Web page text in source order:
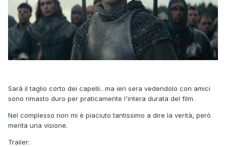
Sarà il taglio corto dei capelli.. ma ieri sera vedendolo con amici
sono rimasto duro per praticamente l'intera durata del film.
Nel complesso non mi è piaciuto tantissimo a dire la verità, però
merita una visione.
Trailer: